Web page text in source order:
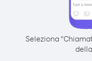
Seleziona